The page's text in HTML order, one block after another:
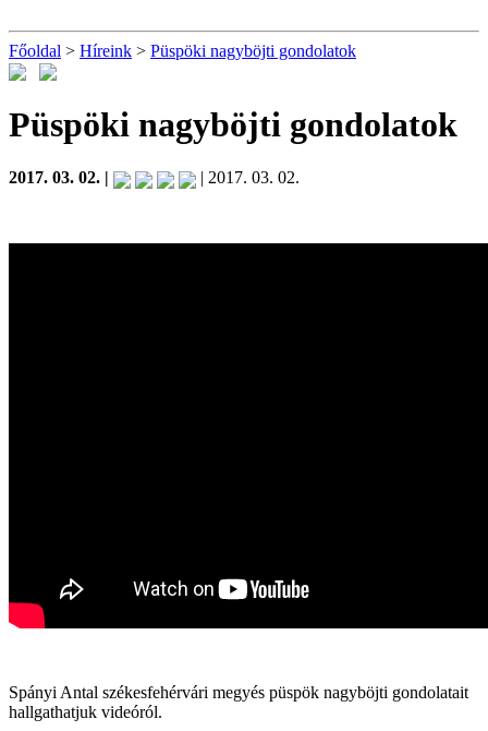
Főoldal > Híreink > Püspöki nagyböjti gondolatok
Püspöki nagyböjti gondolatok
2017. 03. 02. | | 2017. 03. 02.
Spányi Antal székesfehérvári megyés püspök nagyböjti gondolatait
hallgathatjuk videóról.